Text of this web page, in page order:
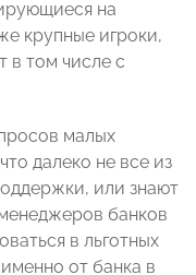
на
крупные игроки,
в том числе с
малых
далеко не все из
или знают
банков
в льготных
от банка в